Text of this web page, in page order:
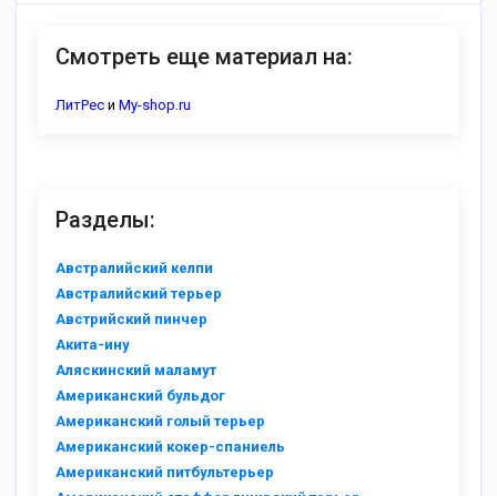
Смотреть еще материал на:
ЛитРес и My-shop.ru
Разделы:
Австралийский келпи
Австралийский терьер
Австрийский пинчер
Акита-ину
Аляскинский маламут
Американский бульдог
Американский голый терьер
Американский кокер-спаниель
Американский питбультерьер